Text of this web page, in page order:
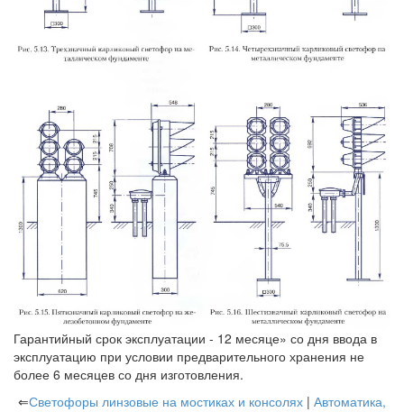
Гарантийный срок эксплуатации - 12 месяце» со дня ввода в
эксплуатацию при условии предварительного хранения не
более 6 месяцев со дня изготовления.
⇐Светофоры линзовые на мостиках и консолях | Автоматика,